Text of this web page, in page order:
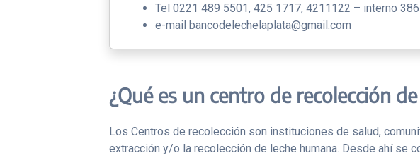
Tel 0221 489 5501, 425 1717, 4211122 – interno 386
e-mail bancodelechelaplata@gmail.com
¿Qué es un centro de recolección
Los Centros de recolección son instituciones de salud,
extracción y/o la recolección de leche humana. Desde ahí se